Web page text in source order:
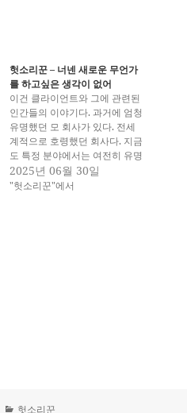
헛소리꾼 – 너넨 새로운 무언가
를 하고싶은 생각이 없어
이건 클라이언트와 그에 관련된
인간들의 이야기다. 과거에 엄청
유명했던 모 회사가 있다. 전세
계적으로 호령했던 회사다. 지금
도 특정 분야에서는 여전히 유명
하다. 근데, 과거에 너무 잘나갔
던 그 시절을 못잊어서 그런지,
2025년 06월 30일
"헛소리꾼"에서
카
헛소리꾼